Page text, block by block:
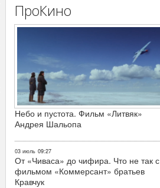
ПроКино
Небо и пустота. Фильм «Литвяк»
Андрея Шальопа
03 июль 09:27
От «Чиваса» до чифира. Что не так с
фильмом «Коммерсант» братьев
Кравчук